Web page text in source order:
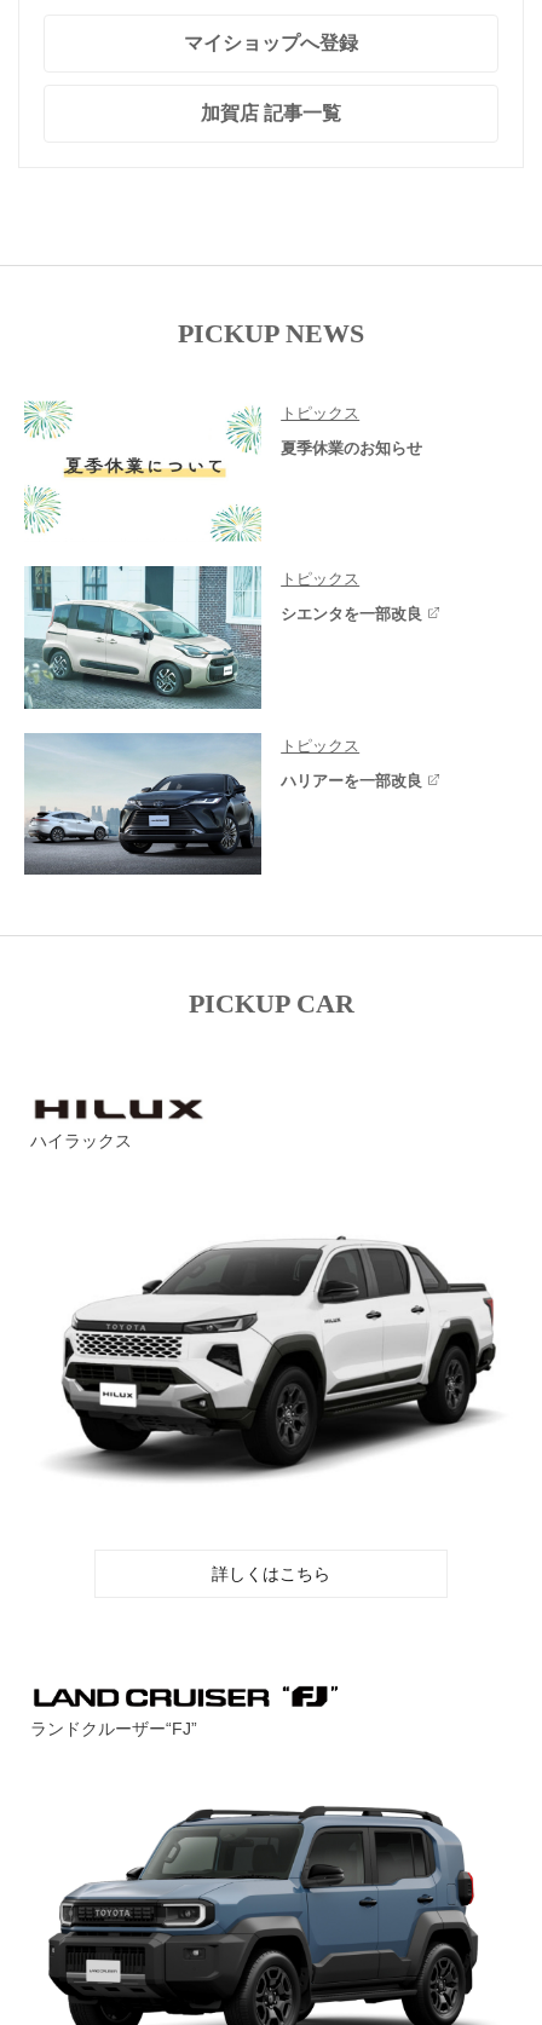
マイショップへ登録
加賀店 記事一覧
PICKUP NEWS
トピックス
夏季休業のお知らせ
トピックス
シエンタを一部改良
トピックス
ハリアーを一部改良
PICKUP CAR
ハイラックス
詳しくはこちら
ランドクルーザー“FJ”